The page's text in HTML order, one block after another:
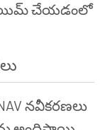
క్లెయిమ్ చేయడంలో
నవీకరణలు